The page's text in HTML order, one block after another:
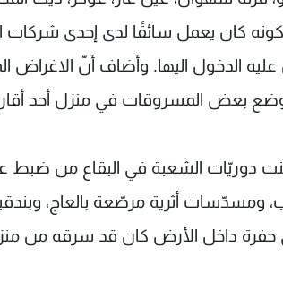
كان يعمل سائقًا لدى إحدى شركات
الدخول اليها. وأضاف أنّ
بعض المسروقات في منزل أحد
دوريّات الشعبة في البقاع من ضبط
أثرية مرصّعة بالعاج،
داخل الأرض كان قد سرقه من